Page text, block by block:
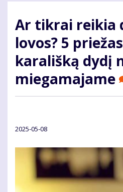
Ar tikrai reikia
lovos? 5
karališką dydį
miegamajame
2025-05-08